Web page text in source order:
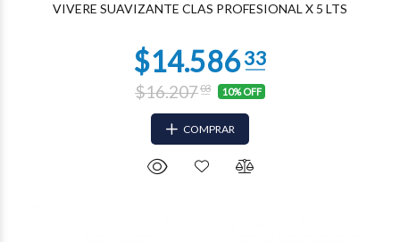
VIVERE SUAVIZANTE CLAS PROFESIONAL X 5 LTS
$16.20703 10% OFF
COMPRAR